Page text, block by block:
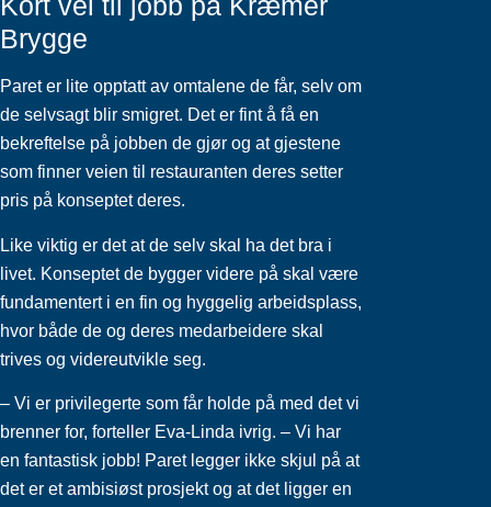
Brygge
Paret er lite opptatt av omtalene de får, selv om
de selvsagt blir smigret. Det er fint å få en
bekreftelse på jobben de gjør og at gjestene
som finner veien til restauranten deres setter
pris på konseptet deres.
Like viktig er det at de selv skal ha det bra i
livet. Konseptet de bygger videre på skal være
fundamentert i en fin og hyggelig arbeidsplass,
hvor både de og deres medarbeidere skal
trives og videreutvikle seg.
– Vi er privilegerte som får holde på med det vi
brenner for, forteller Eva-Linda ivrig. – Vi har
en fantastisk jobb! Paret legger ikke skjul på at
det er et ambisiøst prosjekt og at det ligger en